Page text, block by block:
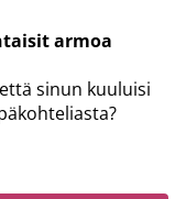
armoa
sinun kuuluisi